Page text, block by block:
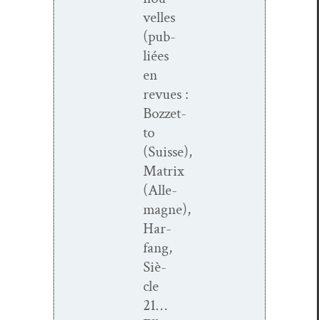
velles
(pub­
liées
en
revues :
Bozzet­
to
(Suisse),
Matrix
(Alle­
magne),
Har­
fang,
Siè­
cle
21…